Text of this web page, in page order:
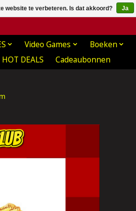
Video Games Boeken
HOT DEALS
Cadeaubonnen
website te verbeteren. Is dat akkoord? Ja